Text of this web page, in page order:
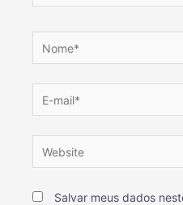
Salvar meus dados